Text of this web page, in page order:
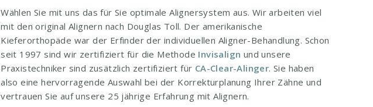
Wählen Sie mit uns das für Sie optimale Alignersystem aus. Wir arbeiten viel
mit den original Alignern nach Douglas Toll. Der amerikanische
Kieferorthopäde war der Erfinder der individuellen Aligner-Behandlung. Schon
seit 1997 sind wir zertifiziert für die Methode Invisalign und unsere
Praxistechniker sind zusätzlich zertifiziert für CA-Clear-Alinger. Sie haben
also eine hervorragende Auswahl bei der Korrekturplanung Ihrer Zähne und
vertrauen Sie auf unsere 25 jährige Erfahrung mit Alignern.